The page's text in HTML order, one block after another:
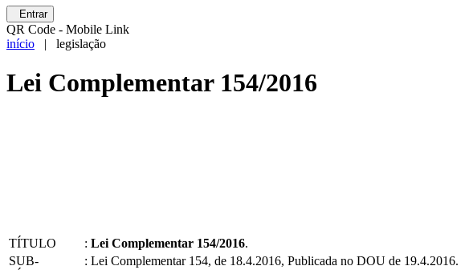
Entrar
QR Code - Mobile Link
início | legislação
Lei Complementar 154/2016
TÍTULO : Lei Complementar 154/2016.
SUB-
: Lei Complementar 154, de 18.4.2016, Publicada no DOU de 19.4.2016.